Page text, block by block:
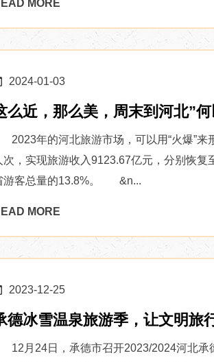
MORE
2024-01-03
么近，那么美，周末到河北”
年的河北旅游市场，可以用“火爆”来
次，实现旅游收入9123.67亿元，分别恢
游客总量的13.8%。 &n...
MORE
2023-12-25
德冰雪温泉旅游季，让文明旅
月24日，承德市召开2023/2024河北承